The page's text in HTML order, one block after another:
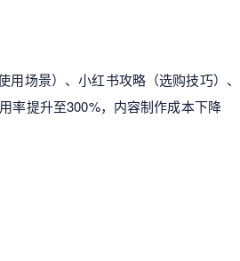
场景）、小红书攻略（选购技巧）、
率提升至300%，内容制作成本下降